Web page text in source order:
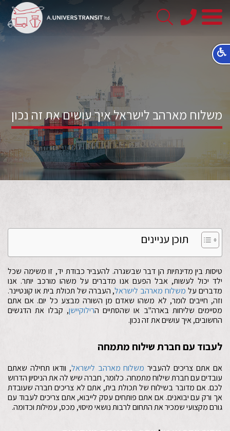
08-
8563145
משלוח מארהב לישראל איך עושים את זה נכון
תוכן עניינים
טיסות בין מדינתיות הן דבר שבשגרה. להעביר כבודת יד, זו משימה שכל
ילד יכול לעשות, אבל הפעם אנו מדברים על משהו מורכב יותר. אנו
מדברים על משלוח מארהב לישראל, העברה של תכולת בית או קונטיינר.
וזה, חייבים לומר, לא משהו שאדם מן השורה מבצע כל יום. אם אתם
מסיימים שליחות בארה"ב או שהסתיים הרילוקיישן, קבלו את הדגשים
החשובים, איך עושים את זה נכון.
לעבוד עם חברת שילוח מתמחה
אם אתם צריכים להעביר משלוח מארהב לישראל, וודאו תחילה שאתם
עובדים עם חברת שילוח מתמחה. כלומר, חברה שיש לה את הניסיון הדרוש
לכם. אם מדובר בשילוח של תכולת בית, אתם לא צריכים חברה שעובדת
אך ורק עם יבואנים. אם אתם פותחים עסק לייבוא, אתם צריכים לעבוד עם
גורם מקצועי שמכיר את התחום לרבות נושאי מיסוי, מכס, עמילות וכדומה.